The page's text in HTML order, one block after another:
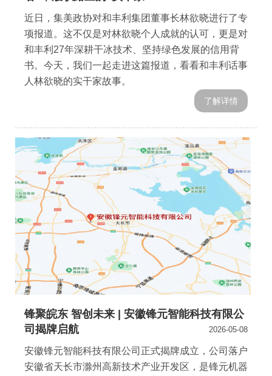
近日，集美政协对和丰利集团董事长林欲晓进行了专
项报道。这不仅是对林欲晓个人成就的认可，更是对
和丰利27年深耕干冰技术、坚持绿色发展的信用背
书。今天，我们一起走进这篇报道，看看和丰利话事
人林欲晓的实干家故事。
了解详情
锋聚皖东 智创未来 | 安徽锋元智能科技有限公
司揭牌启航
2026-05-08
安徽锋元智能科技有限公司正式揭牌成立，公司落户
安徽省天长市滁州高新技术产业开发区，是锋元机器